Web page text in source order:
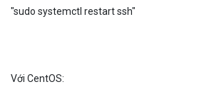
Bước 6: Khởi động lại dịch vụ SSH